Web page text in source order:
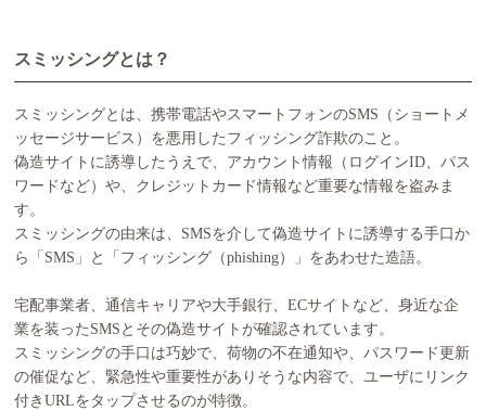
スミッシングとは？
スミッシングとは、携帯電話やスマートフォンのSMS（ショートメ
ッセージサービス）を悪用したフィッシング詐欺のこと。
偽造サイトに誘導したうえで、アカウント情報（ログインID、パス
ワードなど）や、クレジットカード情報など重要な情報を盗みま
す。
スミッシングの由来は、SMSを介して偽造サイトに誘導する手口か
ら「SMS」と「フィッシング（phishing）」をあわせた造語。
宅配事業者、通信キャリアや大手銀行、ECサイトなど、身近な企
業を装ったSMSとその偽造サイトが確認されています。
スミッシングの手口は巧妙で、荷物の不在通知や、パスワード更新
の催促など、緊急性や重要性がありそうな内容で、ユーザにリンク
付きURLをタップさせるのが特徴。